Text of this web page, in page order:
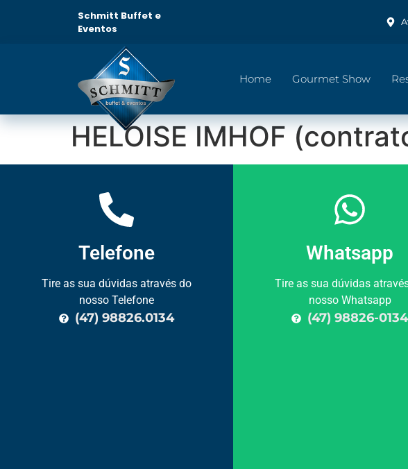
Schmitt Buffet e
Eventos
Home Gourmet Show
HELOISE IMHOF
Telefone
Tire as sua dúvidas através do
nosso Telefone
(47) 98826.0134
Whatsapp
Tire as sua dúvidas
nosso Whatsapp
(47) 98826-0134